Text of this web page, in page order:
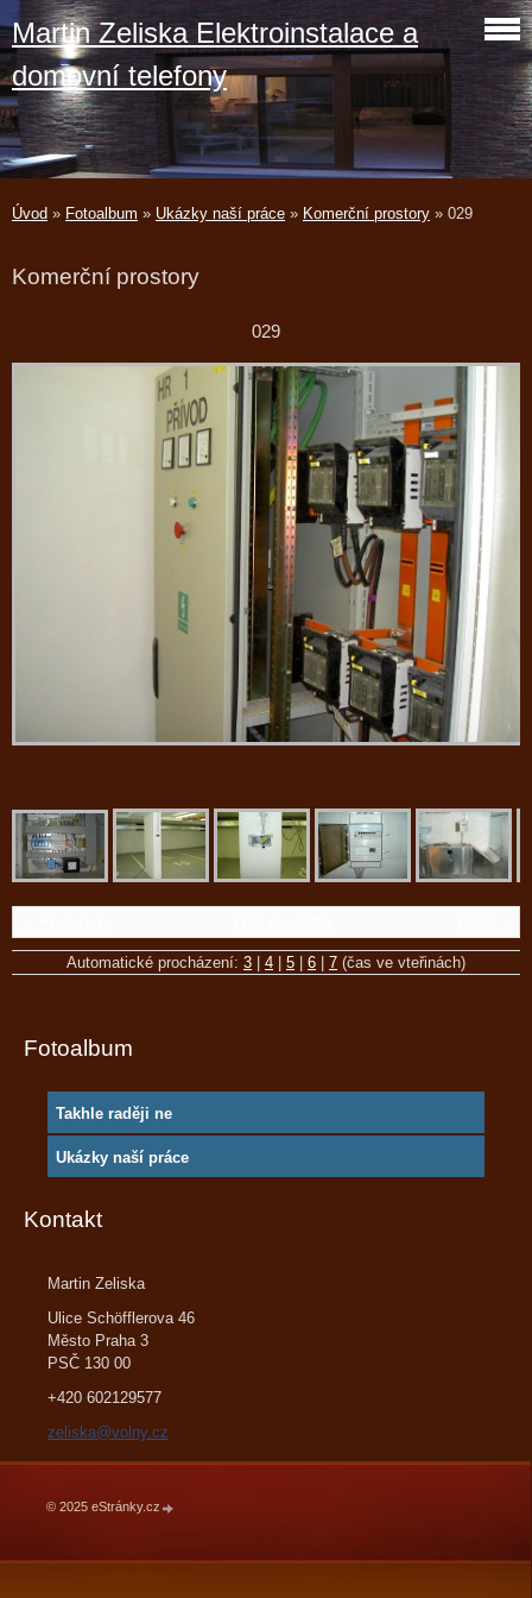
Martin Zeliska Elektroinstalace a
domovní telefony
Úvod » Fotoalbum » Ukázky naší práce » Komerční prostory » 029
Komerční prostory
029
Automatické procházení: 3 4 5 6 7 (čas ve vteřinách)
Fotoalbum
Takhle raději ne
Ukázky naší práce
Kontakt
Martin Zeliska
Ulice Schöfflerova 46
Město Praha 3
PSČ 130 00
+420 602129577
zeliska@volny.cz
© 2025 eStránky.cz